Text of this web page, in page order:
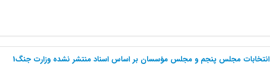
انتخابات مجلس پنجم و مجلس مؤسسان بر اساس اسناد منتشر نشده وزارت جنگ1